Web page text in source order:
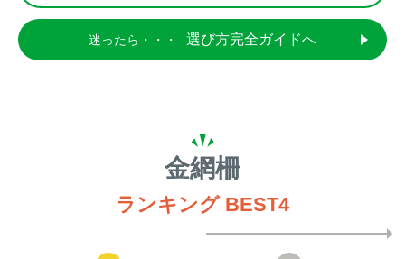
迷ったら・・・ 選び方完全ガイドへ
金網柵
ランキング BEST4